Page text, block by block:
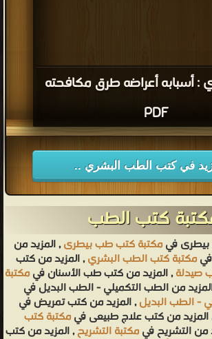
: أسبابه أعراضه طرق مكافحته
PDF
في كتب الطب البشري ..
كتب الطب
فيمكتبة كتب طب بيطرى, المزيد من
مكتبة كتب الطب البشري, المزيد من كتب
صيدلة, المزيد من كتب طب الأسنان فيمكتبة
من الطب التكميلي - الطب البديل في
- الطب البديل, المزيد من كتب تمريض في
المزيد من كتب علاج طبيعى فيمكتبة كتب
من التشريح فيمكتبة التشريح, المزيد من كتب